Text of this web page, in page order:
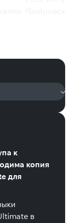
к
копия
для
в